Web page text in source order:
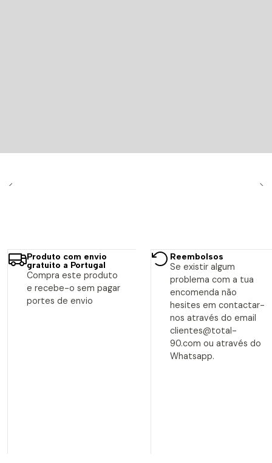
Produto com envio
gratuito a Portugal
Compra este produto
e recebe-o sem pagar
portes de envio
Reembolsos
Se existir algum
problema com a tua
encomenda não
hesites em contactar-
nos através do email
clientes@total-
90.com ou através do
Whatsapp.